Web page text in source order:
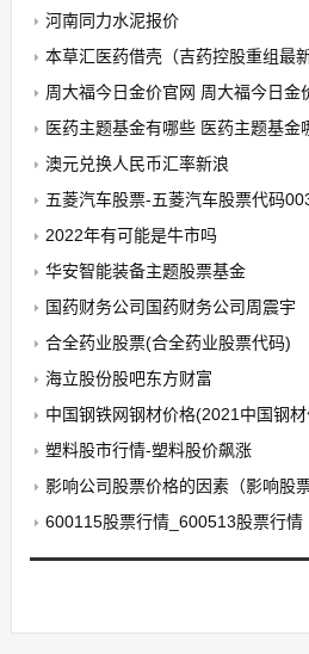
河南同力水泥报价
本草汇医药借壳（吉药控股重组最新
周大福今日金价官网 周大福今日金
医药主题基金有哪些 医药主题基金
澳元兑换人民币汇率新浪
五菱汽车股票-五菱汽车股票代码
2022年有可能是牛市吗
华安智能装备主题股票基金
国药财务公司国药财务公司周震宇
合全药业股票(合全药业股票代码)
海立股份股吧东方财富
中国钢铁网钢材价格(2021中国钢
塑料股市行情-塑料股价飙涨
影响公司股票价格的因素（影响股
600115股票行情_600513股票行情